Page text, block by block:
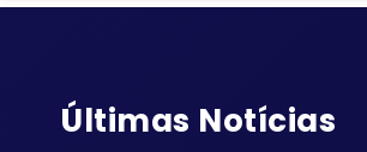
Últimas Notícias